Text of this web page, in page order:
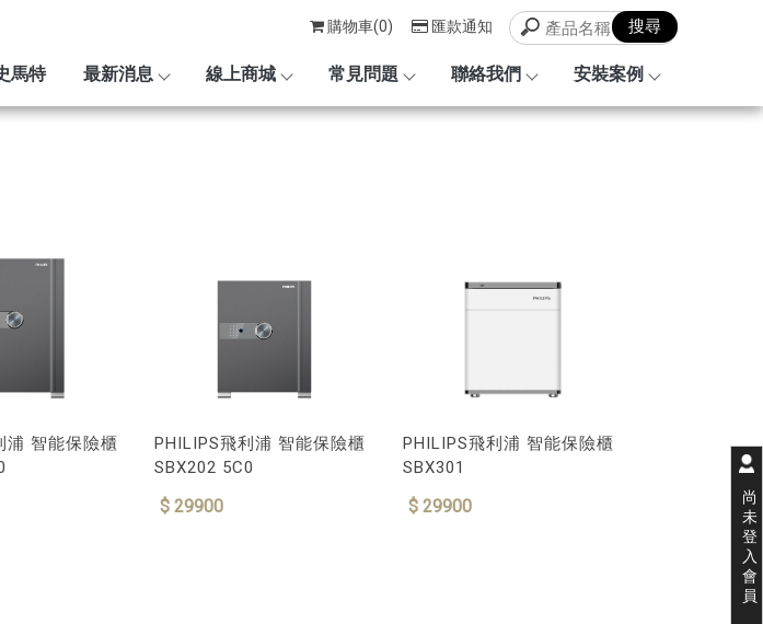
尚
未
登
入
會
員
馬特 最新消息 線上商城 常見問題 聯絡我們 安裝案例
購物車(0) 匯款通知
浦 智能保險櫃
PHILIPS飛利浦 智能保險櫃
SBX202 5C0
$ 29900
PHILIPS飛利浦 智能保險櫃
SBX301
$ 29900